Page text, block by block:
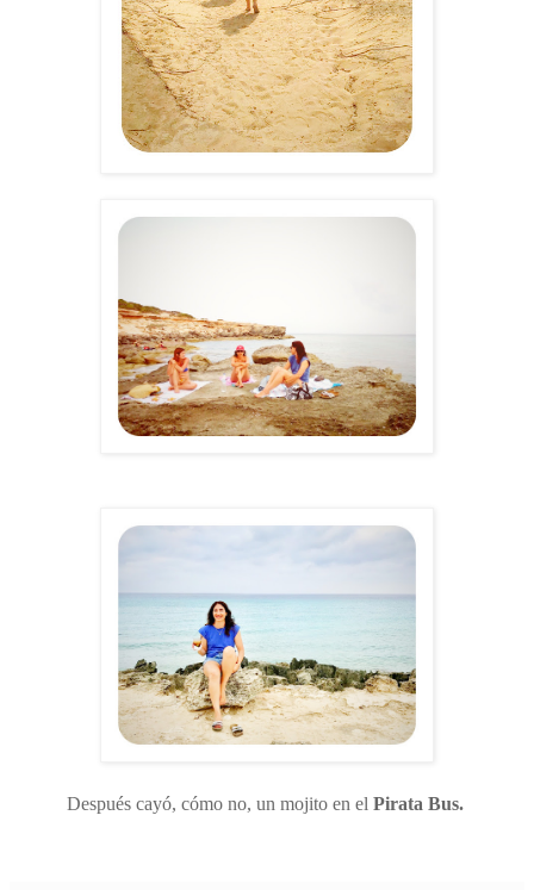
Después cayó, cómo no, un mojito en el Pirata Bus.